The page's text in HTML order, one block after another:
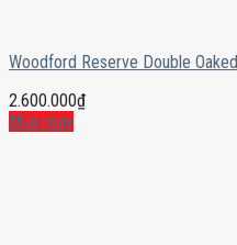
Woodford Reserve Double Oaked
2.600.000₫
Mua ngay